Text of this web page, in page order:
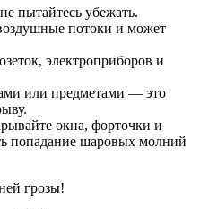
пытайтесь убежать.
потоки и может
электроприборов и
или предметами — это
окна, форточки и
попадание шаровых молний
грозы!